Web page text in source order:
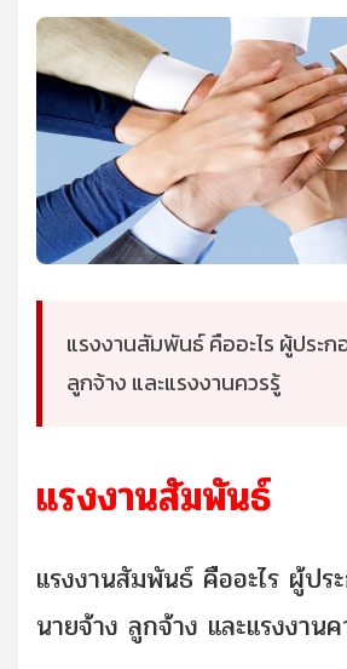
แรงงานสัมพันธ์ คืออะไร ผู้ประก
ลูกจ้าง และแรงงานควรรู้
แรงงานสัมพันธ์
แรงงานสัมพันธ์ คืออะไร ผู้ปร
นายจ้าง ลูกจ้าง และแรงงานค